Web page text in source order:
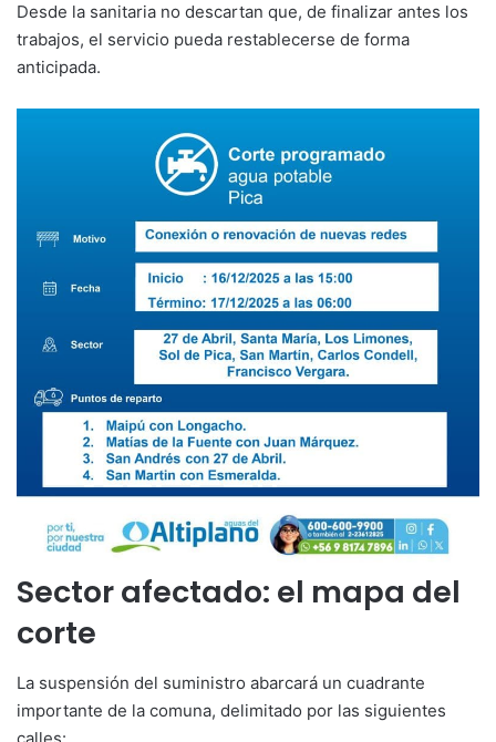
Desde la sanitaria no descartan que, de finalizar antes los
trabajos, el servicio pueda restablecerse de forma
anticipada.
Sector afectado: el mapa del
corte
La suspensión del suministro abarcará un cuadrante
importante de la comuna, delimitado por las siguientes